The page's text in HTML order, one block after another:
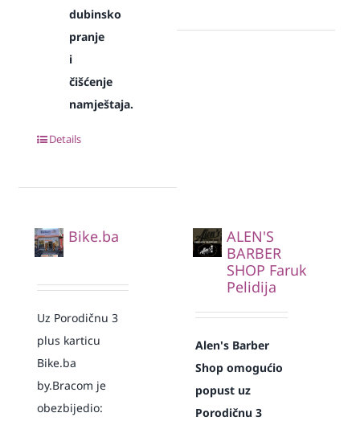
dubinsko
pranje
i
čišćenje
namještaja.
Details
Bike.ba
Uz Porodičnu 3
plus karticu
Bike.ba
by.Bracom je
obezbijedio:
ALEN'S
BARBER
SHOP Faruk
Pelidija
Alen's Barber
Shop omogućio
popust uz
Porodičnu 3